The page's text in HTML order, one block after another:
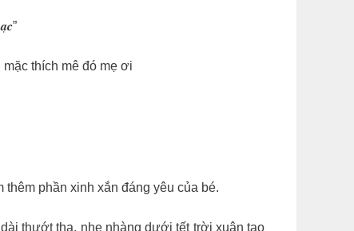
thích mê đó mẹ ơi
phần xinh xắn đáng yêu của bé.
thướt tha, nhẹ nhàng dưới tết trời xuân tạo